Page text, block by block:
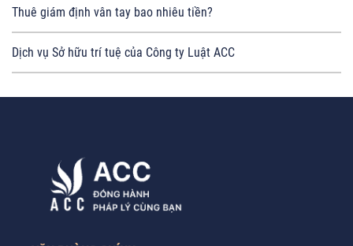
Thuê giám định vân tay bao nhiêu tiền?
Dịch vụ Sở hữu trí tuệ của Công ty Luật ACC